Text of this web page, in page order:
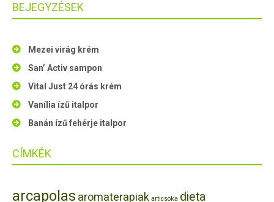
BEJEGYZÉSEK
Mezei virág krém
San’ Activ sampon
Vital Just 24 órás krém
Vanília ízű italpor
Banán ízű fehérje italpor
CÍMKÉK
arcapolas aromaterapiak articsoka dieta